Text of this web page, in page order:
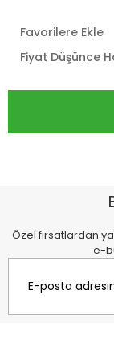
Favorilere Ekle
Fiyat Düşünce
Özel fırsatlardan
e-